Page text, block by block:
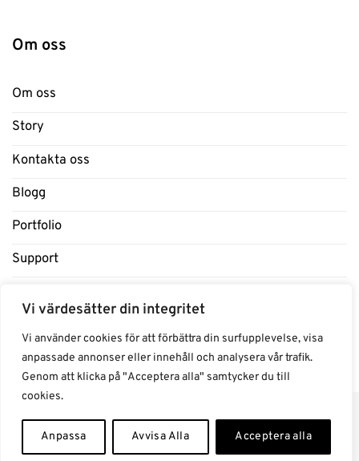
Vi värdesätter din integritet
Vi använder cookies för att förbättra din surfupplevelse, visa
anpassade annonser eller innehåll och analysera vår trafik.
Genom att klicka på "Acceptera alla" samtycker du till
cookies.
Anpassa Avvisa Alla Acceptera alla
Om oss
Om oss
Story
Kontakta oss
Blogg
Portfolio
Support